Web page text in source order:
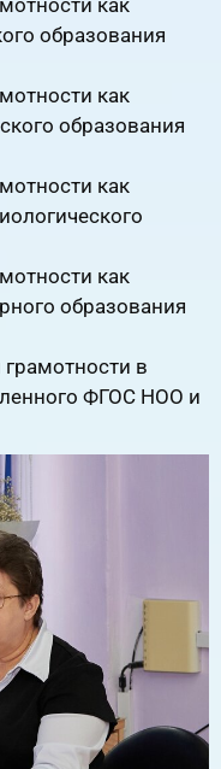
как
образования
как
образования
как
как
образования
в
ФГОС НОО и